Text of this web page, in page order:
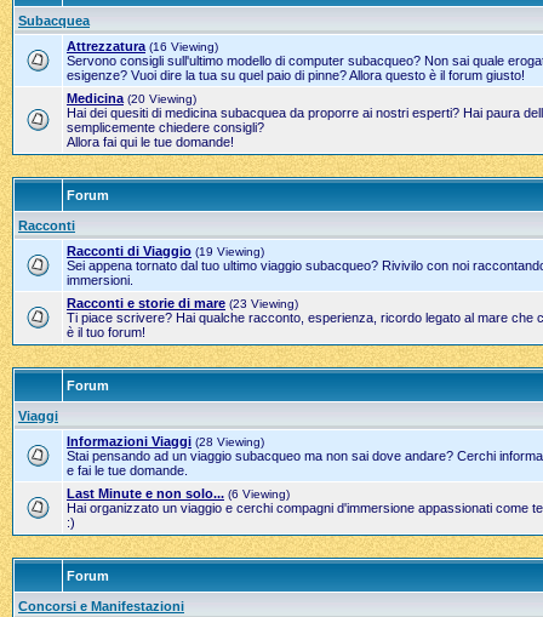
Subacquea
Attrezzatura (16 Viewing)
Servono consigli sull'ultimo modello di computer subacqueo? Non sai quale
esigenze? Vuoi dire la tua su quel paio di pinne? Allora questo è il forum giusto!
Medicina (20 Viewing)
Hai dei quesiti di medicina subacquea da proporre ai nostri esperti? Hai paura
semplicemente chiedere consigli?
Allora fai qui le tue domande!
Forum
Racconti
Racconti di Viaggio (19 Viewing)
Sei appena tornato dal tuo ultimo viaggio subacqueo? Rivivilo con noi
immersioni.
Racconti e storie di mare (23 Viewing)
Ti piace scrivere? Hai qualche racconto, esperienza, ricordo legato al mare che
è il tuo forum!
Forum
Viaggi
Informazioni Viaggi (28 Viewing)
Stai pensando ad un viaggio subacqueo ma non sai dove andare? Cerchi
e fai le tue domande.
Last Minute e non solo... (6 Viewing)
Hai organizzato un viaggio e cerchi compagni d'immersione appassionati come
:)
Forum
Concorsi e Manifestazioni